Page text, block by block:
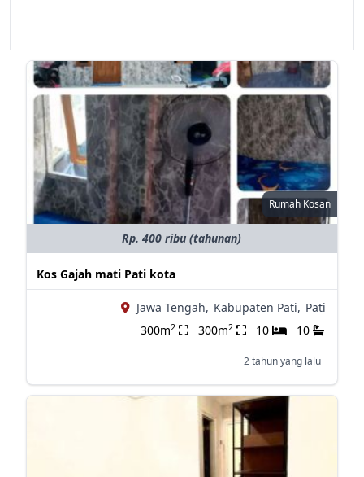
Rumah Kosan
Rp. 400 ribu (tahunan)
Kos Gajah mati Pati kota
Jawa Tengah, Kabupaten Pati, Pati
300m2 300m2 10 10
2 tahun yang lalu